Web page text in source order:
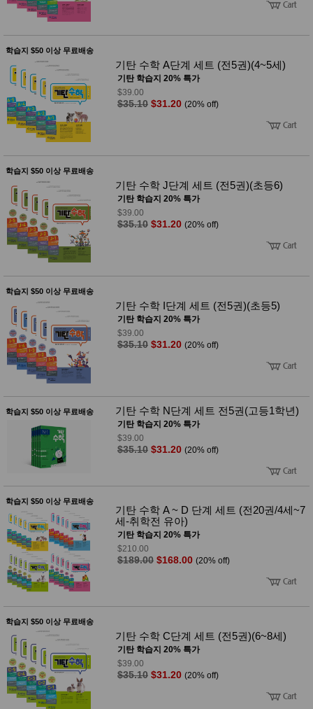
학습지 $50 이상 무료배송
기탄 수학 A단계 세트 (전5권)(4~5세)
기탄 학습지 20% 특가
$39.00
$35.10 $31.20 (20% off)
학습지 $50 이상 무료배송
기탄 수학 J단계 세트 (전5권)(초등6)
기탄 학습지 20% 특가
$39.00
$35.10 $31.20 (20% off)
학습지 $50 이상 무료배송
기탄 수학 I단계 세트 (전5권)(초등5)
기탄 학습지 20% 특가
$39.00
$35.10 $31.20 (20% off)
학습지 $50 이상 무료배송 기탄 수학 N단계 세트 전5권(고등1학년)
기탄 학습지 20% 특가
$39.00
$35.10 $31.20 (20% off)
학습지 $50 이상 무료배송
기탄 수학 A ~ D 단계 세트 (전20권/4세~7
세-취학전 유아)
기탄 학습지 20% 특가
$210.00
$189.00 $168.00 (20% off)
학습지 $50 이상 무료배송
기탄 수학 C단계 세트 (전5권)(6~8세)
기탄 학습지 20% 특가
$39.00
$35.10 $31.20 (20% off)